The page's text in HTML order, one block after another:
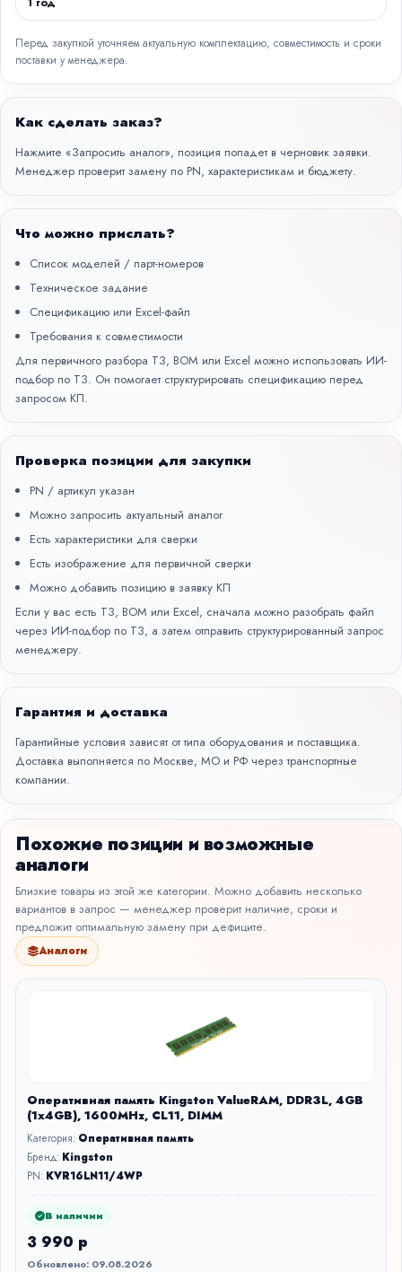
Перед закупкой уточняем актуальную комплектацию, совместимость и сроки
поставки у менеджера.
Как сделать заказ?
Нажмите «Запросить аналог», позиция попадет в черновик заявки.
Менеджер проверит замену по PN, характеристикам и бюджету.
Что можно прислать?
Список моделей / парт-номеров
Техническое задание
Спецификацию или Excel-файл
Требования к совместимости
Для первичного разбора ТЗ, BOM или Excel можно использовать ИИ-
подбор по ТЗ. Он помогает структурировать спецификацию перед
запросом КП.
Проверка позиции для закупки
PN / артикул указан
Можно запросить актуальный аналог
Есть характеристики для сверки
Есть изображение для первичной сверки
Можно добавить позицию в заявку КП
Если у вас есть ТЗ, BOM или Excel, сначала можно разобрать файл
через ИИ-подбор по ТЗ, а затем отправить структурированный запрос
менеджеру.
Гарантия и доставка
Гарантийные условия зависят от типа оборудования и поставщика.
Доставка выполняется по Москве, МО и РФ через транспортные
компании.
Похожие позиции и возможные
аналоги
Близкие товары из этой же категории. Можно добавить несколько
вариантов в запрос — менеджер проверит наличие, сроки и
предложит оптимальную замену при дефиците.
Аналоги
Оперативная память Kingston ValueRAM, DDR3L, 4GB
(1x4GB), 1600MHz, CL11, DIMM
Категория: Оперативная память
Бренд: Kingston
PN: KVR16LN11/4WP
В наличии
3 990 р
Обновлено: 09.08.2026